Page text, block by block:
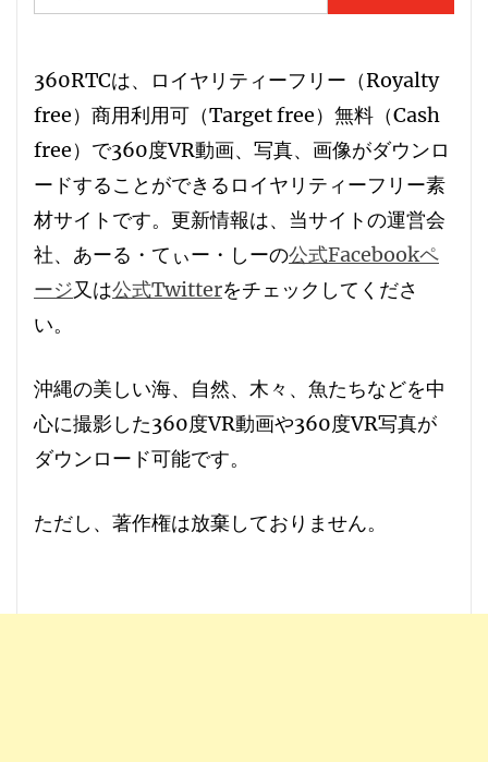
索:
360RTCは、 ロイヤリティーフリー （Royalty
free） 商用利用可 （Target free） 無料 （Cash
free）で360度VR動画、写真、画像がダウンロ
ードすることができる ロイヤリティーフリー素
材サイト です。更新情報は、当サイトの運営会
社、あーる・てぃー・しーの公式Facebookペ
ージ又は公式Twitterをチェックしてくださ
い。
沖縄の美しい海、自然、木々、魚たちなどを中
心に撮影した360度VR動画や360度VR写真が
ダウンロード可能です。
ただし、 著作権は放棄しておりません。